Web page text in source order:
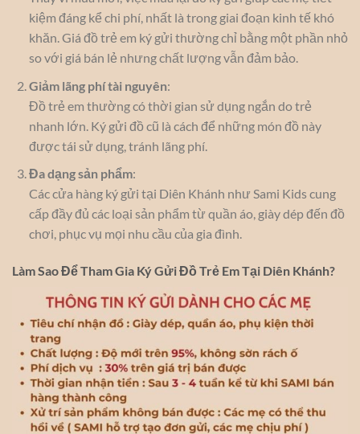
kiệm đáng kể chi phí, nhất là trong giai đoạn kinh tế khó
khăn. Giá đồ trẻ em ký gửi thường chỉ bằng một phần nhỏ
so với giá bán lẻ nhưng chất lượng vẫn đảm bảo.
Giảm lãng phí tài nguyên:
Đồ trẻ em thường có thời gian sử dụng ngắn do trẻ
nhanh lớn. Ký gửi đồ cũ là cách để những món đồ này
được tái sử dụng, tránh lãng phí.
Đa dạng sản phẩm:
Các cửa hàng ký gửi tại Diên Khánh như Sami Kids cung
cấp đầy đủ các loại sản phẩm từ quần áo, giày dép đến đồ
chơi, phục vụ mọi nhu cầu của gia đình.
Làm Sao Để Tham Gia Ký Gửi Đồ Trẻ Em Tại Diên Khánh?